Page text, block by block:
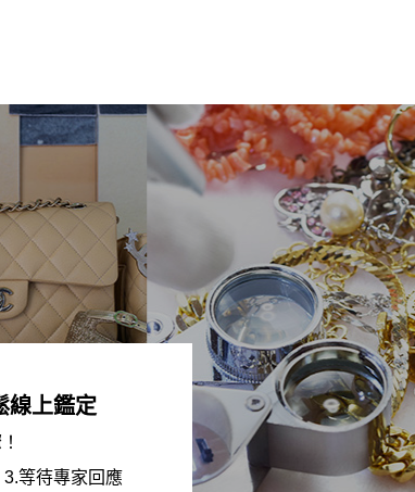
線上鑑定
等待專家回應